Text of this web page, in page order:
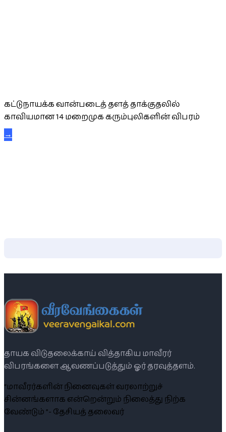
கட்டுநாயக்க வான்படைத் தளத் தாக்குதலில்
காவியமான 14 மறைமுக கரும்புலிகளின் விபரம்
→
தாயக விடுதலைக்காய் வித்தாகிய மாவீரர்
விபரங்களை ஆவணப்படுத்தும் ஓர் தரவுத்தளம்.
“மாவீரர்களின் நினைவுகள் வரலாற்றுச்
சின்னங்களாக என்றென்றும் நிலைத்து நிற்க
வேண்டும் ”- தேசியத் தலைவர்